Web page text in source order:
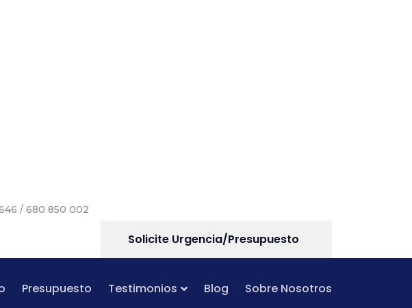
/ 680 850 002
Solicite Urgencia/Presupuesto
Presupuesto Testimonios Blog Sobre Nosotros